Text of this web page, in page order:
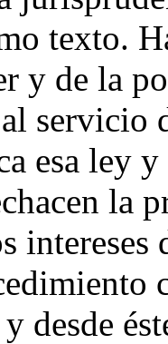
texto.
y de la
servicio
esa ley y
la
intereses
desde